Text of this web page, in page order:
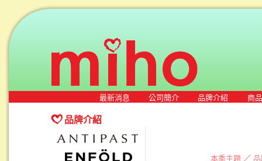
最新消息 公司簡介 品牌介紹 商
品牌介紹
本季主題／